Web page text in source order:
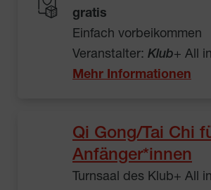
gratis
Einfach vorbeikommen
Veranstalter: Klub+ All
Mehr Informationen
Qi Gong/Tai Chi
Anfänger*innen
Turnsaal des Klub+ All